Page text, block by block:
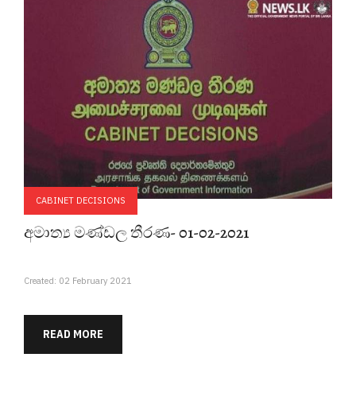
CABINET DECISIONS
අමාත්‍ය මණ්ඩල තීරණ- 01-02-2021
Created: 02 February 2021
READ MORE